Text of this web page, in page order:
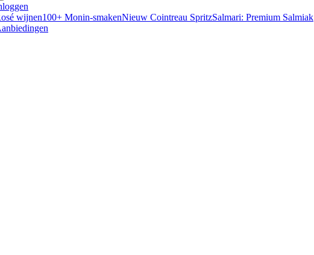
wijnen100+ Monin-smakenNieuw Cointreau SpritzSalmari: Premium Salmiak